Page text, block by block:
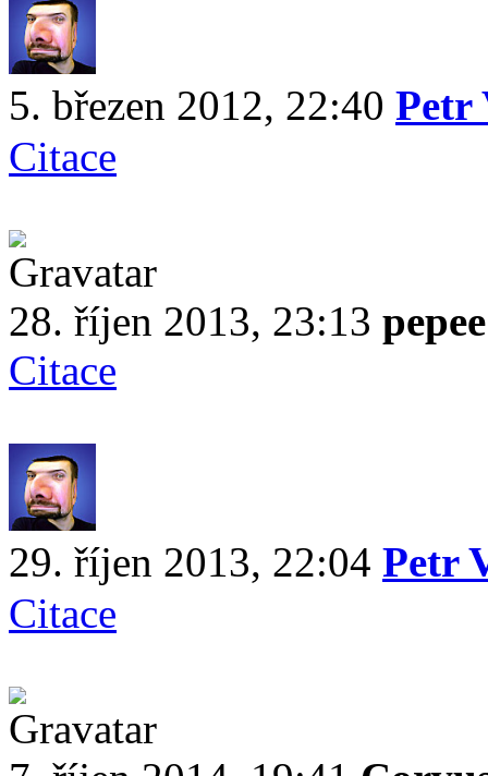
5. březen 2012, 22:40 Petr
Citace
28. říjen 2013, 23:13 pepee
Citace
29. říjen 2013, 22:04 Petr
Citace